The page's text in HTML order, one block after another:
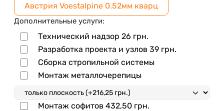
Австрия Voestalpine 0.52мм кварц
Дополнительные услуги:
Технический надзор 26 грн.
Разработка проекта и узлов 39 грн.
Сборка стропильной системы
Монтаж металлочерепицы
Монтаж софитов 432,50 грн.